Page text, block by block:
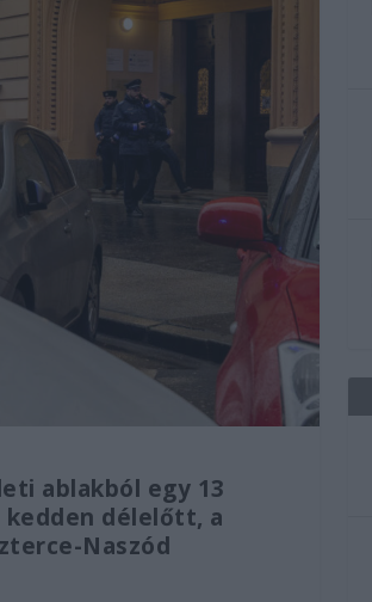
ablakból egy 13
kedden délelőtt, a
Naszód